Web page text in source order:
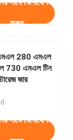
সাথে যোগাযোগ
করুন
এমএল 280 এমএল
730 এমএল টিন
জার
সাথে যোগাযোগ